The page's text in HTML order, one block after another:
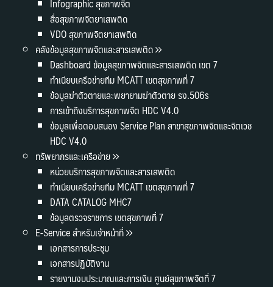
สื่อสุขภาพจิตยาเสพติด
VDO สุขภาพจิตยาเสพติด
คลังข้อมูลสุขภาพจิตและสารเสพติด
Dashboard ข้อมูลสุขภาพจิตและสารเสพติด เขต 7
ทำเนียบเครือข่ายทีม MCATT เขตสุขภาพที่ 7
ข้อมูลฆ่าตัวตายและพยายามฆ่าตัวตาย รง.506s
การเข้าถึงบริการสุขภาพจิต HDC V4.0
ข้อมูลเพื่อตอบสนอง Service Plan สาขาสุขภาพจิตและจิตเวช
HDC V4.0
ทรัพยากรและเครือข่าย
หน่วยบริการสุขภาพจิตและสารเสพติด
ทำเนียบเครือข่ายทีม MCATT เขตสุขภาพที่ 7
DATA CATALOG MHC7
ข้อมูลตรวจราชการ เขตสุขภาพที่ 7
E-Service สำหรับเจ้าหน้าที่
เอกสารการประชุม
เอกสารปฏิบัติงาน
รายงานงบประมาณและการเงิน ศูนย์สุขภาพจิตที่ 7